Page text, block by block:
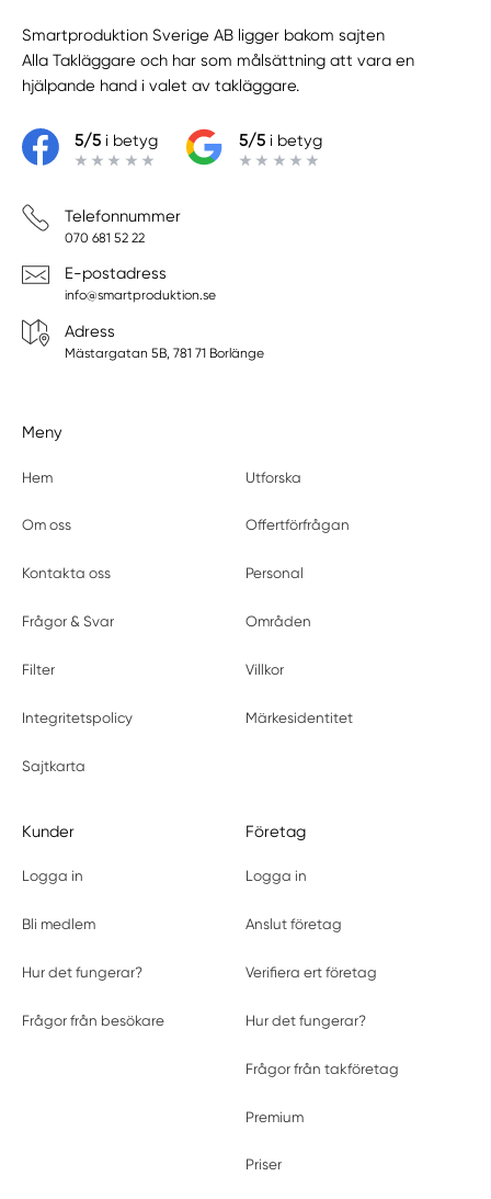
Smartproduktion Sverige AB ligger bakom sajten
Alla Takläggare och har som målsättning att vara en
hjälpande hand i valet av takläggare.
5/5i betyg 5/5i betyg
Telefonnummer
070 681 52 22
E-postadress
info@smartproduktion.se
Adress
Mästargatan 5B, 781 71 Borlänge
Meny
Hem Utforska
Om oss Offertförfrågan
Kontakta oss Personal
Frågor & Svar Områden
Filter Villkor
Integritetspolicy Märkesidentitet
Sajtkarta
Kunder
Logga in
Bli medlem
Hur det fungerar?
Frågor från besökare
Företag
Logga in
Anslut företag
Verifiera ert företag
Hur det fungerar?
Frågor från takföretag
Premium
Priser